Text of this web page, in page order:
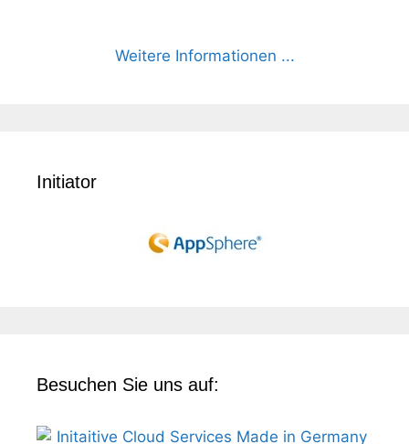
Weitere Informationen ...
Initiator
Besuchen Sie uns auf: